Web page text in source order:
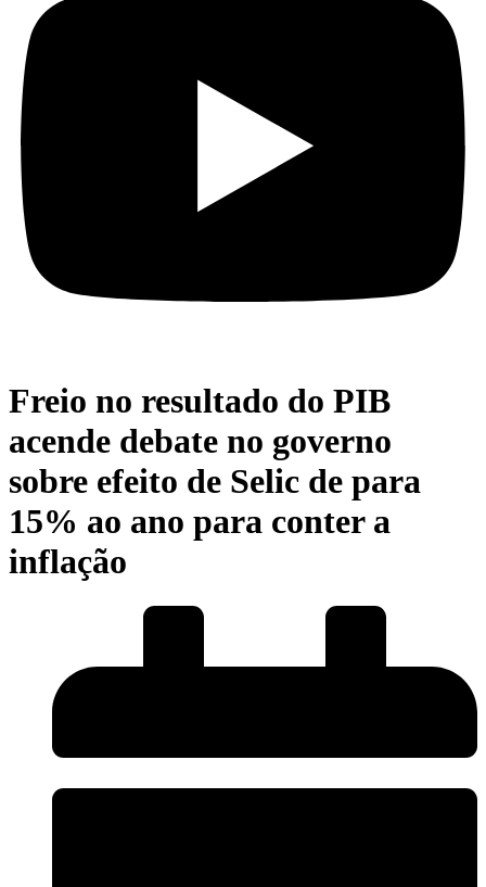
Freio no resultado do PIB
acende debate no governo
sobre efeito de Selic de para
15% ao ano para conter a
inflação